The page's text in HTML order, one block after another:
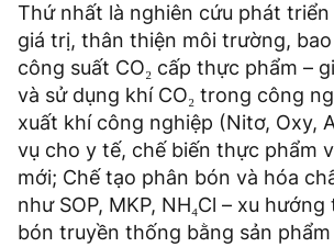
Thứ nhất là nghiên cứu phát
giá trị, thân thiện môi trường,
công suất CO₂ cấp thực phẩm –
và sử dụng khí CO₂ trong công
xuất khí công nghiệp (Nitơ, Oxy,
vụ cho y tế, chế biến thực phẩm
mới; Chế tạo phân bón và hóa
như SOP, MKP, NH₄Cl – xu
bón truyền thống bằng sản